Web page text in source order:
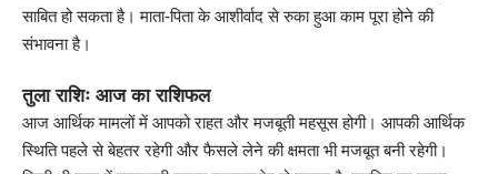
साबित हो सकता है। माता-पिता के आशीर्वाद से रुका हुआ काम पूरा होने की
संभावना है।
तुला राशिः आज का राशिफल
आज आर्थिक मामलों में आपको राहत और मजबूती महसूस होगी। आपकी आर्थिक
स्थिति पहले से बेहतर रहेगी और फैसले लेने की क्षमता भी मजबूत बनी रहेगी।